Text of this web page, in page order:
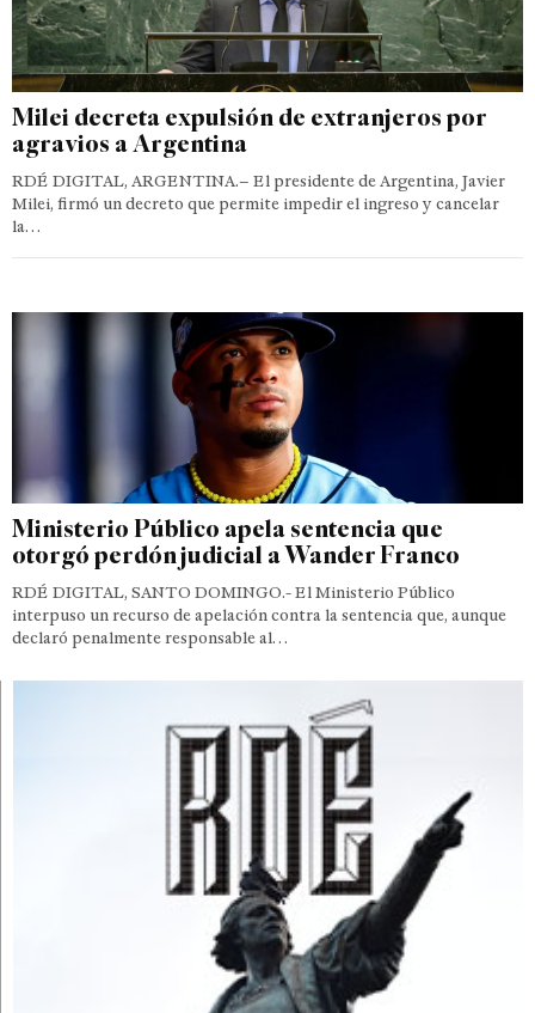
Milei decreta expulsión de extranjeros por
agravios a Argentina
RDÉ DIGITAL, ARGENTINA.– El presidente de Argentina, Javier
Milei, firmó un decreto que permite impedir el ingreso y cancelar
la…
Ministerio Público apela sentencia que
otorgó perdón judicial a Wander Franco
RDÉ DIGITAL, SANTO DOMINGO.- El Ministerio Público
interpuso un recurso de apelación contra la sentencia que, aunque
declaró penalmente responsable al…